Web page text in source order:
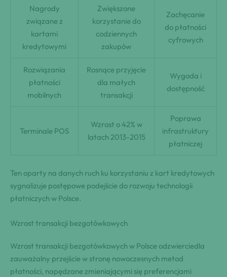
Nagrody
związane z
kartami
kredytowymi
Zwiększone
korzystanie do
codziennych
zakupów
Zachęcanie
do płatności
cyfrowych
Rozwiązania
płatności
mobilnych
Rosnące przyjęcie
dla małych
transakcji
Wygoda i
dostępność
Terminale POS
Wzrost o 42% w
latach 2013-2015
Poprawa
infrastruktury
płatniczej
Ten oparty na danych ruch ku korzystaniu z kart kredytowych
sygnalizuje postępowe podejście do rozwoju technologii
płatniczych w Polsce.
Wzrost transakcji bezgotówkowych
Wzrost transakcji bezgotówkowych w Polsce odzwierciedla
zauważalny przejście w stronę nowoczesnych metod
płatności, napędzane zmieniającymi się preferencjami